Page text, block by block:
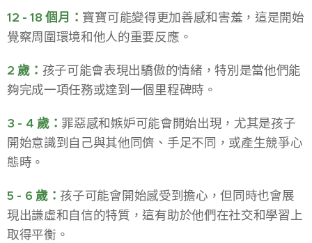
12 - 18 個月： 寶寶可能變得更加善感和害羞，這是開始
覺察周圍環境和他人的重要反應。
2 歲： 孩子可能會表現出驕傲的情緒，特別是當他們能
夠完成一項任務或達到一個里程碑時。
3 - 4 歲： 罪惡感和嫉妒可能會開始出現，尤其是孩子
開始意識到自己與其他同儕、手足不同，或產生競爭心
態時。
5 - 6 歲：孩子可能會開始感受到擔心，但同時也會展
現出謙虛和自信的特質，這有助於他們在社交和學習上
取得平衡。